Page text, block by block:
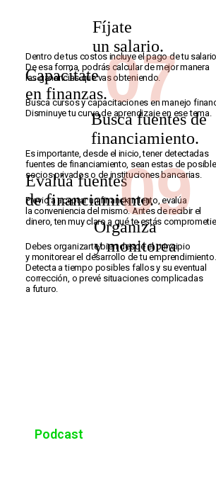
06Fíjate
un salario.
Dentro de tus costos incluye el pago de tu salario.
De esa forma, podrás calcular de mejor manera
las ganancias que vas obteniendo.
Capacítate
en finanzas.07
Busca cursos y capacitaciones en manejo
Disminuye tu curva de aprendizaje en ese tema.
08Busca fuentes de
financiamiento.
Es importante, desde el inicio, tener detectadas
fuentes de financiamiento, sean estas de
socios privados o de instituciones bancarias.
Evalúa fuentes
de financiamiento.09
Previo a aceptar un financiamiento, evalúa
la conveniencia del mismo. Antes de recibir el
dinero, ten muy claro a qué te estás
10Organiza
y monitorea
Debes organizarte bien desde el principio
y monitorear el desarrollo de tu emprendimiento.
Detecta a tiempo posibles fallos y su eventual
corrección, o prevé situaciones complicadas
a futuro.
Podcast